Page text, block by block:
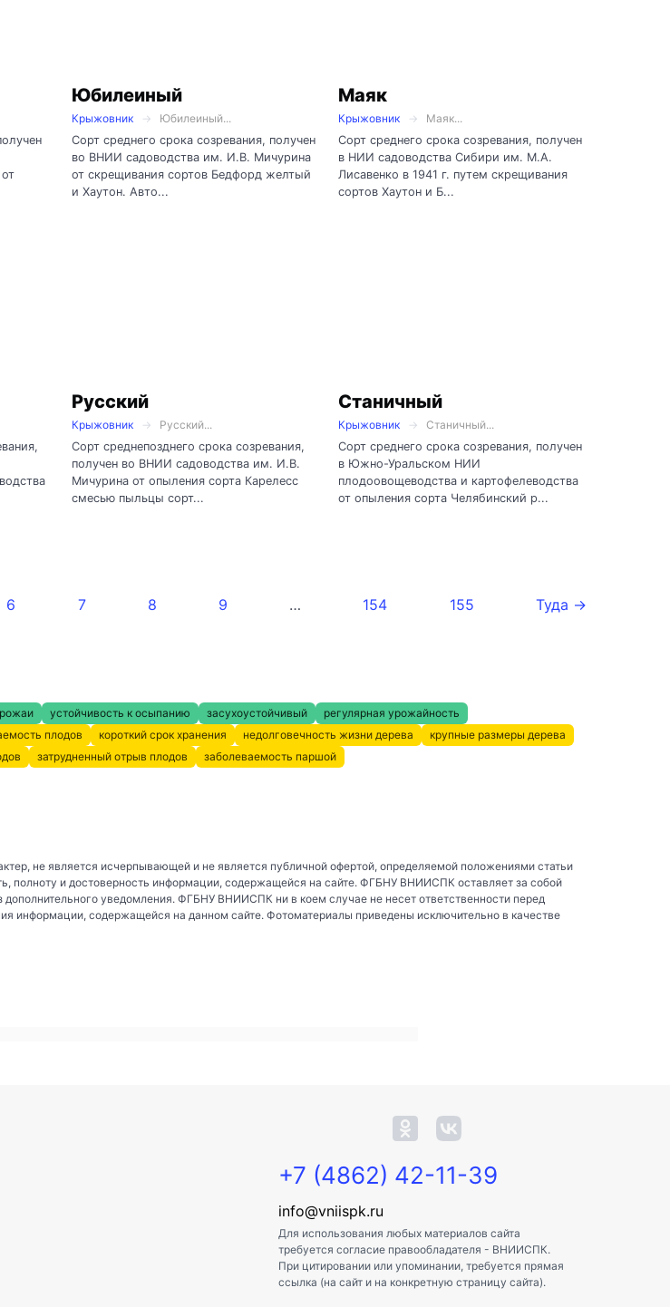
Юбилеиный
Крыжовник
Юбилеиный...
Сорт среднего срока созревания, получен
во ВНИИ садоводства им. И.В. Мичурина
от скрещивания сортов Бедфорд желтый
и Хаутон. Авто...
Маяк
Крыжовник
Маяк...
Сорт среднего срока созревания, получен
в НИИ садоводства Сибири им. М.А.
Лисавенко в 1941 г. путем скрещивания
сортов Хаутон и Б...
Русский
Крыжовник
Русский...
Сорт среднепозднего срока созревания,
получен во ВНИИ садоводства им. И.В.
Мичурина от опыления сорта Карелесс
смесью пыльцы сорт...
Станичный
Крыжовник
Станичный...
Сорт среднего срока созревания, получен
в Южно-Уральском НИИ
плодоовощеводства и картофелеводства
от опыления сорта Челябинский р...
6 7 8 9 … 154 155 Туда →
устойчивость к осыпанию засухоустойчивый
регулярная урожайность
плодов короткий срок хранения недолговечность жизни дерева
крупные размеры дерева
затрудненный отрыв плодов заболеваемость паршой
не является исчерпывающей и не является публичной офертой, определяемой положениями статьи
и достоверность информации, содержащейся на сайте. ФГБНУ ВНИИСПК оставляет за собой
уведомления. ФГБНУ ВНИИСПК ни в коем случае не несет ответственности перед
информации, содержащейся на данном сайте. Фотоматериалы приведены исключительно в качестве
+7 (4862) 42-11-39
info@vniispk.ru
Для использования любых материалов сайта
требуется согласие правообладателя - ВНИИСПК.
При цитировании или упоминании, требуется прямая
ссылка (на сайт и на конкретную страницу сайта).